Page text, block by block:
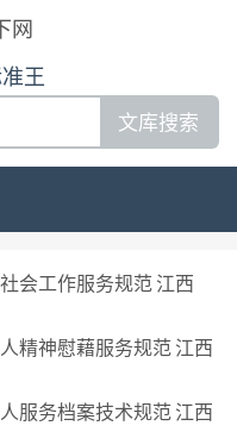
王
文库搜索
会工作服务规范 江西
精神慰藉服务规范 江西
服务档案技术规范 江西